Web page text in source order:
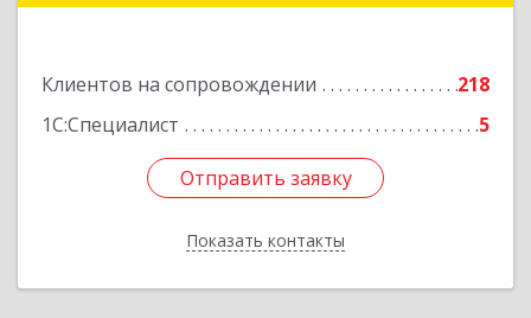
Клиентов на сопровождении
218
1С:Специалист
5
Отправить заявку
Показать контакты
Отправить заявку
Назад